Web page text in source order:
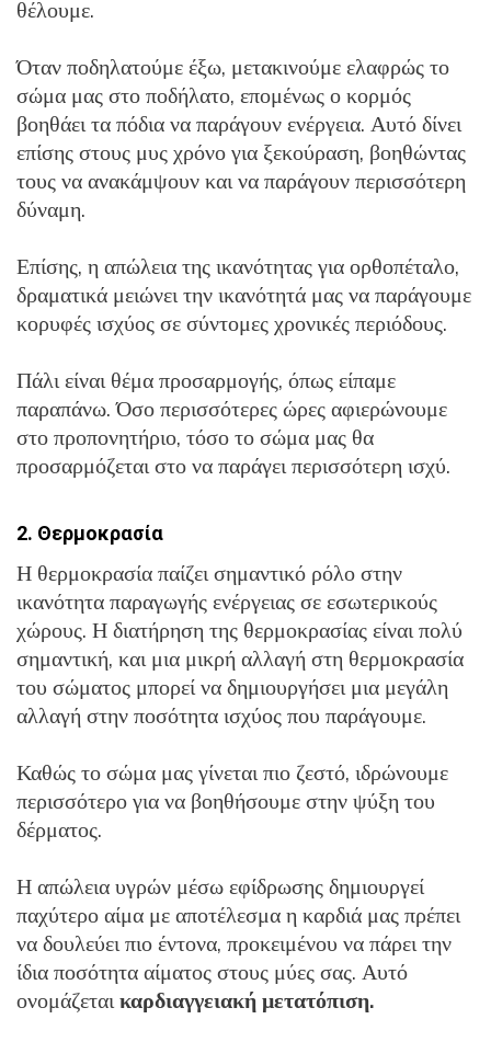
θέλουμε.
Όταν ποδηλατούμε έξω, μετακινούμε ελαφρώς το
σώμα μας στο ποδήλατο, επομένως ο κορμός
βοηθάει τα πόδια να παράγουν ενέργεια. Αυτό δίνει
επίσης στους μυς χρόνο για ξεκούραση, βοηθώντας
τους να ανακάμψουν και να παράγουν περισσότερη
δύναμη.
Επίσης, η απώλεια της ικανότητας για ορθοπέταλο,
δραματικά μειώνει την ικανότητά μας να παράγουμε
κορυφές ισχύος σε σύντομες χρονικές περιόδους.
Πάλι είναι θέμα προσαρμογής, όπως είπαμε
παραπάνω. Όσο περισσότερες ώρες αφιερώνουμε
στο προπονητήριο, τόσο το σώμα μας θα
προσαρμόζεται στο να παράγει περισσότερη ισχύ.
2. Θερμοκρασία
Η θερμοκρασία παίζει σημαντικό ρόλο στην
ικανότητα παραγωγής ενέργειας σε εσωτερικούς
χώρους. Η διατήρηση της θερμοκρασίας είναι πολύ
σημαντική, και μια μικρή αλλαγή στη θερμοκρασία
του σώματος μπορεί να δημιουργήσει μια μεγάλη
αλλαγή στην ποσότητα ισχύος που παράγουμε.
Καθώς το σώμα μας γίνεται πιο ζεστό, ιδρώνουμε
περισσότερο για να βοηθήσουμε στην ψύξη του
δέρματος.
Η απώλεια υγρών μέσω εφίδρωσης δημιουργεί
παχύτερο αίμα με αποτέλεσμα η καρδιά μας πρέπει
να δουλεύει πιο έντονα, προκειμένου να πάρει την
ίδια ποσότητα αίματος στους μύες σας. Αυτό
ονομάζεταικαρδιαγγειακή μετατόπιση.